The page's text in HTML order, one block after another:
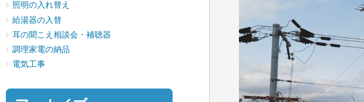
照明の入れ替え
給湯器の入替
耳の聞こえ相談会・補聴器
調理家電の納品
電気工事